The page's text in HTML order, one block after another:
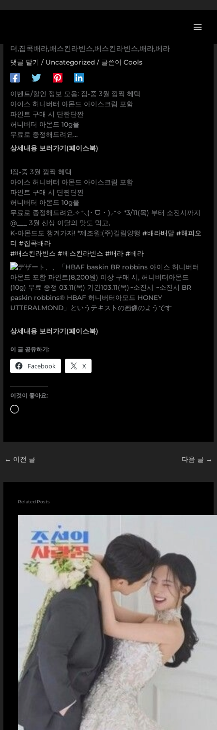
로
[배스킨라빈스 할인/이벤트] 집-중 3월 깜짝 혜택 아이스 허니
버터 아몬드 아이스크림 포함 파인트 구매 시 단짠단짠 허니
더,집콕배라,배스킨라빈스,베스킨라빈스,배라,베라
댓글 달기 / Uncategorized / 글쓴이Cools
이벤트/할인 정보 모음: 집-중 3월 깜짝 혜택
아이스 허니버터 아몬드 아이스크림 포함
파인트 구매 시 단짠단짠
허니버터 아몬드 10g을
무료로 증정해드려요…
상세내용 보러가기(페이스북)
❗집-중 3월 깜짝 혜택
아이스 허니버터 아몬드 아이스크림 포함
파인트 구매 시 단짠단짠
허니버터 아몬드 10g을
무료로 증정해드려요.✧⁺⸜(･ ᗜ ･ )⸝⁺✧ *3/11(목) 부터 소진시까지
@___ 3월 신상 이달의 맛도 먹고,
K-아몬드도 챙겨가자! *제조원:(주)길림양행#배라배달 #해피오
더 #집콕배라
#배스킨라빈스 #베스킨라빈스 #배라 #베라
상세내용 보러가기(페이스북)
이 글 공유하기:
Facebook X
이것이 좋아요:
로
← 이전 글 다음 글 →
Related Posts